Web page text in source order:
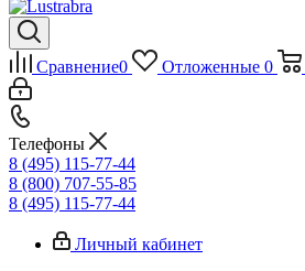
Сравнение0 Отложенные 0
Телефоны
8 (495) 115-77-44
8 (800) 707-55-85
8 (495) 115-77-44
Личный кабинет